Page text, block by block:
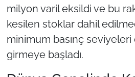
milyon varil eksildi ve bu
kesilen stoklar dahil
minimum basınç
girmeye başladı.